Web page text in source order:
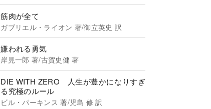
筋肉が全て
ガブリエル・ライオン 著/御立英史 訳
嫌われる勇気
岸見一郎 著/古賀史健 著
DIE WITH ZERO 人生が豊かになりすぎ
る究極のルール
ビル・パーキンス 著/児島 修 訳